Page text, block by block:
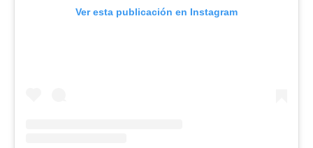
Ver esta publicación en Instagram